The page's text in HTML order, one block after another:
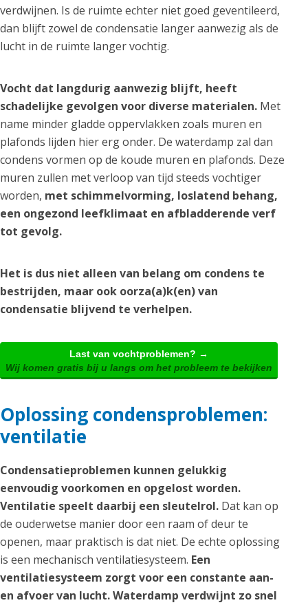
verdwijnen. Is de ruimte echter niet goed geventileerd,
dan blijft zowel de condensatie langer aanwezig als de
lucht in de ruimte langer vochtig.
Vocht dat langdurig aanwezig blijft, heeft
schadelijke gevolgen voor diverse materialen. Met
name minder gladde oppervlakken zoals muren en
plafonds lijden hier erg onder. De waterdamp zal dan
condens vormen op de koude muren en plafonds. Deze
muren zullen met verloop van tijd steeds vochtiger
worden, met schimmelvorming, loslatend behang,
een ongezond leefklimaat en afbladderende verf
tot gevolg.
Het is dus niet alleen van belang om condens te
bestrijden, maar ook oorza(a)k(en) van
condensatie blijvend te verhelpen.
Last van vochtproblemen? →
Wij komen gratis bij u langs om het probleem te bekijken
Oplossing condensproblemen:
ventilatie
Condensatieproblemen kunnen gelukkig
eenvoudig voorkomen en opgelost worden.
Ventilatie speelt daarbij een sleutelrol. Dat kan op
de ouderwetse manier door een raam of deur te
openen, maar praktisch is dat niet. De echte oplossing
is een mechanisch ventilatiesysteem. Een
ventilatiesysteem zorgt voor een constante aan-
en afvoer van lucht. Waterdamp verdwijnt zo snel